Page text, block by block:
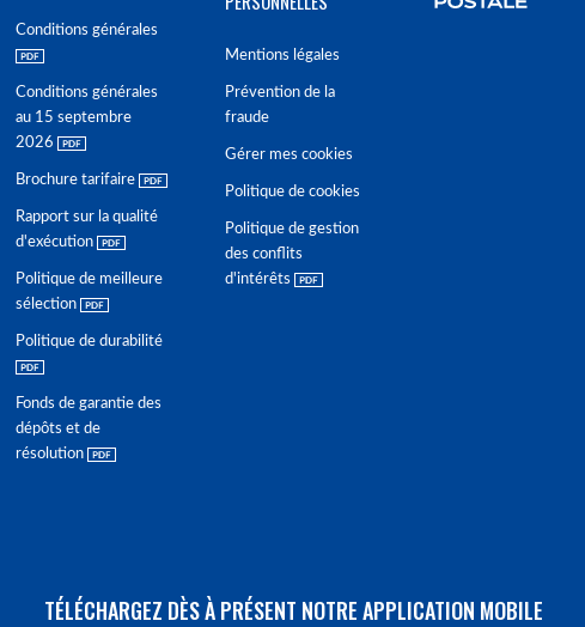
Conditions générales
Conditions générales
au 15 septembre
2026
Brochure tarifaire
Rapport sur la qualité
d'exécution
Politique de meilleure
sélection
Politique de durabilité
Fonds de garantie des
dépôts et de
résolution
Mentions légales
Prévention de la
fraude
Gérer mes cookies
Politique de cookies
Politique de gestion
des conflits
d'intérêts
TÉLÉCHARGEZ DÈS À PRÉSENT NOTRE APPLICATION MOBILE